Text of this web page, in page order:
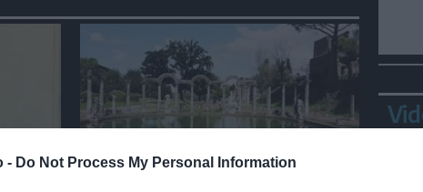
- Do Not Process My Personal Information
SPETTACOLO